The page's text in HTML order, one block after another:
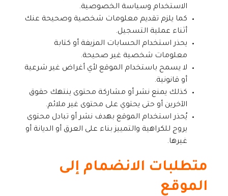
الاستخدام وسياسة الخصوصية.
كما يلزم تقديم معلومات شخصية وصحيحة عنك
أثناء عملية التسجيل.
يحذر استخدام الحسابات المزيفة أو كتابة
معلومات شخصية غير صحيحة.
لا يسمح باستخدام الموقع لأي أغراض غير شرعية
أو قانونية.
كذلك يمنع نشر أو مشاركة محتوى ينتهك حقوق
الآخرين أو حتى يحتوي على محتوى غير ملائم.
يُحذر استخدام الموقع بهدف نشر أو تبادل محتوى
يروج للكراهية والتمييز بناء على العرق أو الديانة أو
غيرها.
متطلبات الانضمام إلى
الموقع